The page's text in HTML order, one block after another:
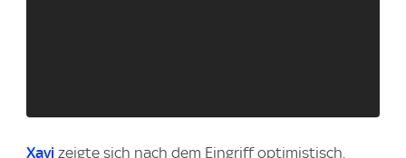
Xavi zeigte sich nach dem Eingriff optimistisch.